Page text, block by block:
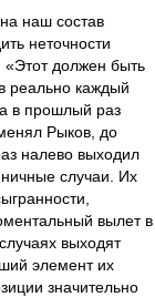
наш состав
неточности
«Этот должен быть
реально каждый
в прошлый раз
Рыков, до
налево выходил
случаи. Их
вылет в
выходят
элемент их
значительно